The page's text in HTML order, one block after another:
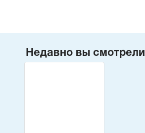
Недавно вы смотрели